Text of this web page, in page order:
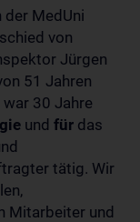
der MedUni
von
Jürgen
51 Jahren
30 Jahre
und für das
tätig. Wir
Mitarbeiter und